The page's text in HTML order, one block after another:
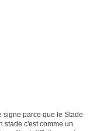
parce que le Stade
stade c'est comme un